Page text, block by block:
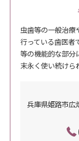
虫歯等の一般治療
行っている歯医者
等の機能的な部分
末永く使い続けら
兵庫県姫路市広